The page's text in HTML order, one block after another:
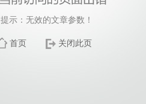
提示：无效的文章参数！
首页 关闭此页